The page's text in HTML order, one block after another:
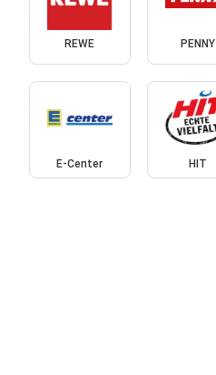
REWE PENNY
E-Center HIT